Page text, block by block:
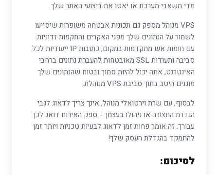
מדי משאבי מערכת או יאטו את ביצועי האתר שלך.
VPS מנוהל מספק גם תכונות אבטחה משופרות שיסייעו
לשמור על הנתונים שלך מפני האקרים והתקפות זדוניות.
עם חומות אש מתקדמות במקום, כתובות IP ייעודיות לכל
סביבה ותעודות SSL מאובטחות להעברת נתונים ברחבי
האינטרנט, אתה יכול להיות סמוך ובטוח שהנתונים שלך
מוגנים היטב בתוך סביבת VPS מנוהלת.
לבסוף, עם שרת וירטואלי מנוהל, אינך צריך לדאוג לגבי
הגדרת התצורה או ניהולו בעצמך - ספק האירוח דואג לכך
עבורך. זה אומר פחות זמן לדאוג לבעיות טכניות ויותר זמן
להתמקד בהגדלת העסק שלך!
לסיכום: